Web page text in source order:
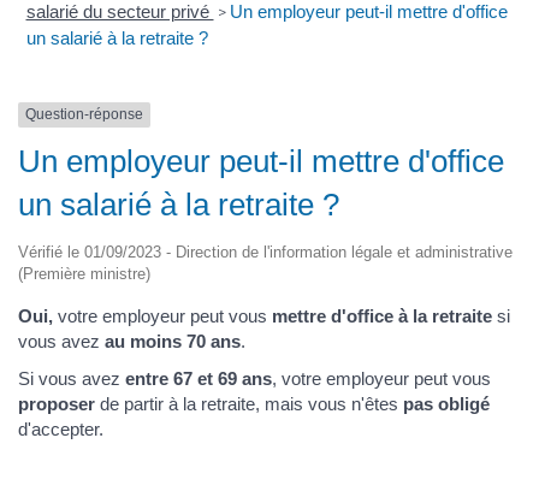
salarié du secteur privé > Un employeur peut-il mettre d'office
un salarié à la retraite ?
Question-réponse
Un employeur peut-il mettre d'office
un salarié à la retraite ?
Vérifié le 01/09/2023 - Direction de l'information légale et administrative
(Première ministre)
Oui, votre employeur peut vous mettre d'office à la retraite si
vous avez au moins 70 ans.
Si vous avez entre 67 et 69 ans, votre employeur peut vous
proposer de partir à la retraite, mais vous n'êtes pas obligé
d'accepter.